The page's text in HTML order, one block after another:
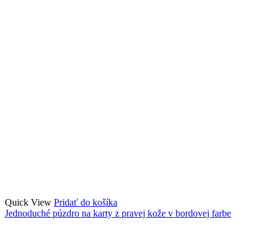
Quick View Pridať do košíka
Jednoduché púzdro na karty z pravej kože v bordovej farbe